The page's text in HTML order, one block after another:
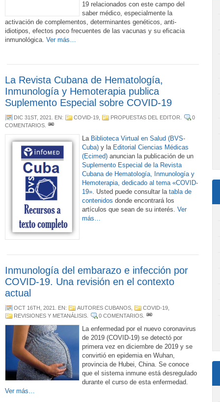
19 relacionados con este campo del
saber médico, especialmente la
activación de complementos, determinantes genéticos, anti-
idiotipos, efectos poco frecuentes de las vacunas y su eficacia
inmunológica. Ver más…
La Revista Cubana de Hematología,
Inmunología y Hemoterapia publica
Suplemento Especial sobre COVID-19
DIC 31ST, 2021 . EN: COVID-19 PROPUESTAS DEL EDITOR
0
COMENTARIOS
La Biblioteca Virtual en Salud (BVS-
Cuba) y la Editorial Ciencias Médicas
(Ecimed) anuncian la publicación de un
Suplemento Especial de la Revista
Cubana de Hematología, Inmunología y
Hemoterapia, dedicado al tema «COVID-
19». Usted puede consultar la tabla de
contenidos donde encontrará los
artículos que sean de su interés. Ver
más…
Inmunología del embarazo e infección por
COVID-19. Una revisión en el contexto
actual
OCT 16TH, 2021 . EN: AUTORES CUBANOS COVID-19
REVISIONES Y METANÁLISIS
0 COMENTARIOS
La enfermedad por el nuevo coronavirus
de 2019 (COVID-19) se detectó por
primera vez en diciembre de 2019 y se
convirtió en epidemia en Wuhan,
provincia de Hubei, China. Se conoce
que el sistema inmune está desregulado
durante el curso de esta enfermedad.
Ver más…